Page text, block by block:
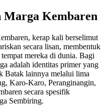
Marga Kembaren
kerap kali berselimut
secara lisan, membentuk
mereka di dunia. Bagi
adalah identitas primer yang
Batak lainnya melalui lima
Karo-Karo, Peranginangin,
secara spesifik
Sembiring.